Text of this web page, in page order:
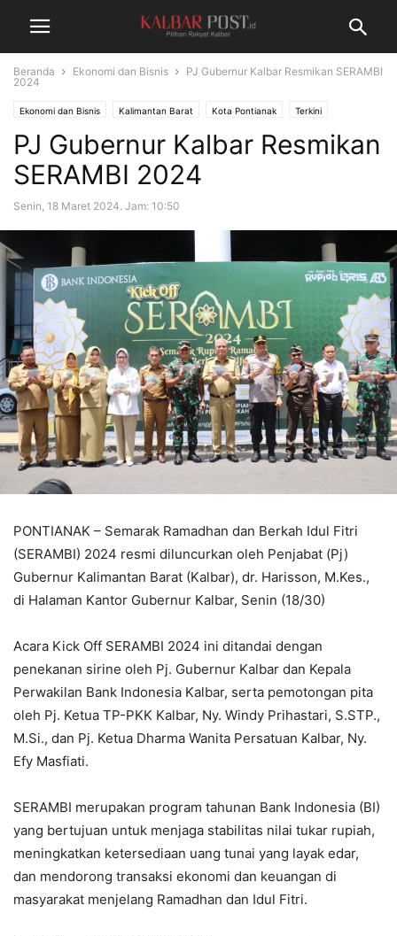
Beranda Ekonomi dan Bisnis
PJ Gubernur Kalbar Resmikan SERAMBI
2024
Ekonomi dan Bisnis Kalimantan Barat Kota Pontianak Terkini
PJ Gubernur Kalbar Resmikan
SERAMBI 2024
Senin, 18 Maret 2024. Jam: 10:50
PONTIANAK – Semarak Ramadhan dan Berkah Idul Fitri
(SERAMBI) 2024 resmi diluncurkan oleh Penjabat (Pj)
Gubernur Kalimantan Barat (Kalbar), dr. Harisson, M.Kes.,
di Halaman Kantor Gubernur Kalbar, Senin (18/30)
Acara Kick Off SERAMBI 2024 ini ditandai dengan
penekanan sirine oleh Pj. Gubernur Kalbar dan Kepala
Perwakilan Bank Indonesia Kalbar, serta pemotongan pita
oleh Pj. Ketua TP-PKK Kalbar, Ny. Windy Prihastari, S.STP.,
M.Si., dan Pj. Ketua Dharma Wanita Persatuan Kalbar, Ny.
Efy Masfiati.
SERAMBI merupakan program tahunan Bank Indonesia (BI)
yang bertujuan untuk menjaga stabilitas nilai tukar rupiah,
meningkatkan ketersediaan uang tunai yang layak edar,
dan mendorong transaksi ekonomi dan keuangan di
masyarakat menjelang Ramadhan dan Idul Fitri.